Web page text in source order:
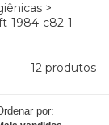
>
1984-c82-1-
12 produtos
por: